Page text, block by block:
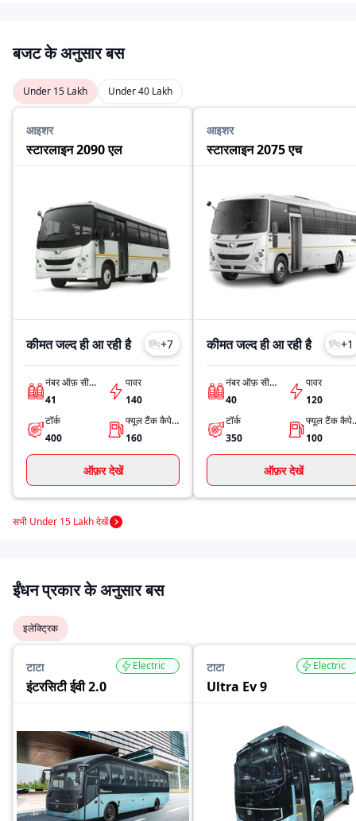
बजट के अनुसार बस
Under 15 Lakh Under 40 Lakh
आइशर
स्टारलाइन 2090 एल
कीमत जल्द ही आ रही है +7
नंबर ऑफ़ सीट्स
41
पावर
140
टॉर्क
400
फ्यूल टैंक कैपेसिटी
160
ऑफ़र देखें
आइशर
स्टारलाइन 2075 एच
कीमत जल्द ही आ रही है +1
नंबर ऑफ़ सीट्स
40
पावर
120
टॉर्क
350
फ्यूल
100
ऑफ़र देखें
सभी Under 15 Lakh देखें
ईंधन प्रकार के अनुसार बस
इलेक्ट्रिक
टाटा
इंटरसिटी ईवी 2.0
Electric टाटा
Ultra Ev 9
Electric